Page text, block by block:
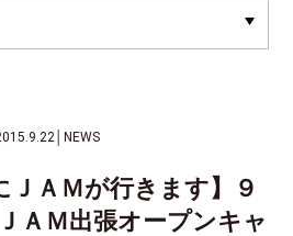
NEWS
ＪＡＭが行きます】９
ＡＭ出張オープンキャ